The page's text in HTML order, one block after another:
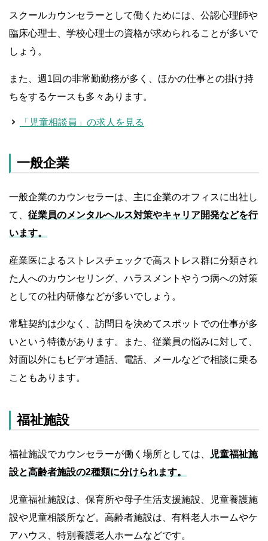
スクールカウンセラーとして働くためには、公認心理師や
臨床心理士、学校心理士の資格が求められることが多いで
しょう。
また、週1回の非常勤勤務が多く、ほかの仕事との掛け持
ちをするケースも多々あります。
「児童相談員」の求人を見る
一般企業
一般企業のカウンセラーは、主に企業のオフィスに出社し
て、 従業員のメンタルヘルス対策やキャリア開発などを行
います。
産業医によるストレスチェックで高ストレス群に分類され
た人へのカウンセリング、ハラスメントやうつ病への対策
としての社内研修などが多いでしょう。
常駐契約は少なく、訪問日を決めてスポットでの仕事が多
いという特徴があります。また、従業員の悩みに対して、
対面以外にもビデオ通話、電話、メールなどで相談に乗る
こともあります。
福祉施設
福祉施設でカウンセラーが働く場所としては、
児童福祉施
設と高齢者施設の2種類に分けられます。
児童福祉施設は、保育所や母子生活支援施設、児童養護施
設や児童相談所など。高齢者施設は、有料老人ホームやケ
アハウス、特別養護老人ホームなどです。